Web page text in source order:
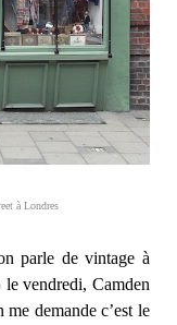
à Londres
parle de vintage à
le vendredi, Camden
demande c’est le